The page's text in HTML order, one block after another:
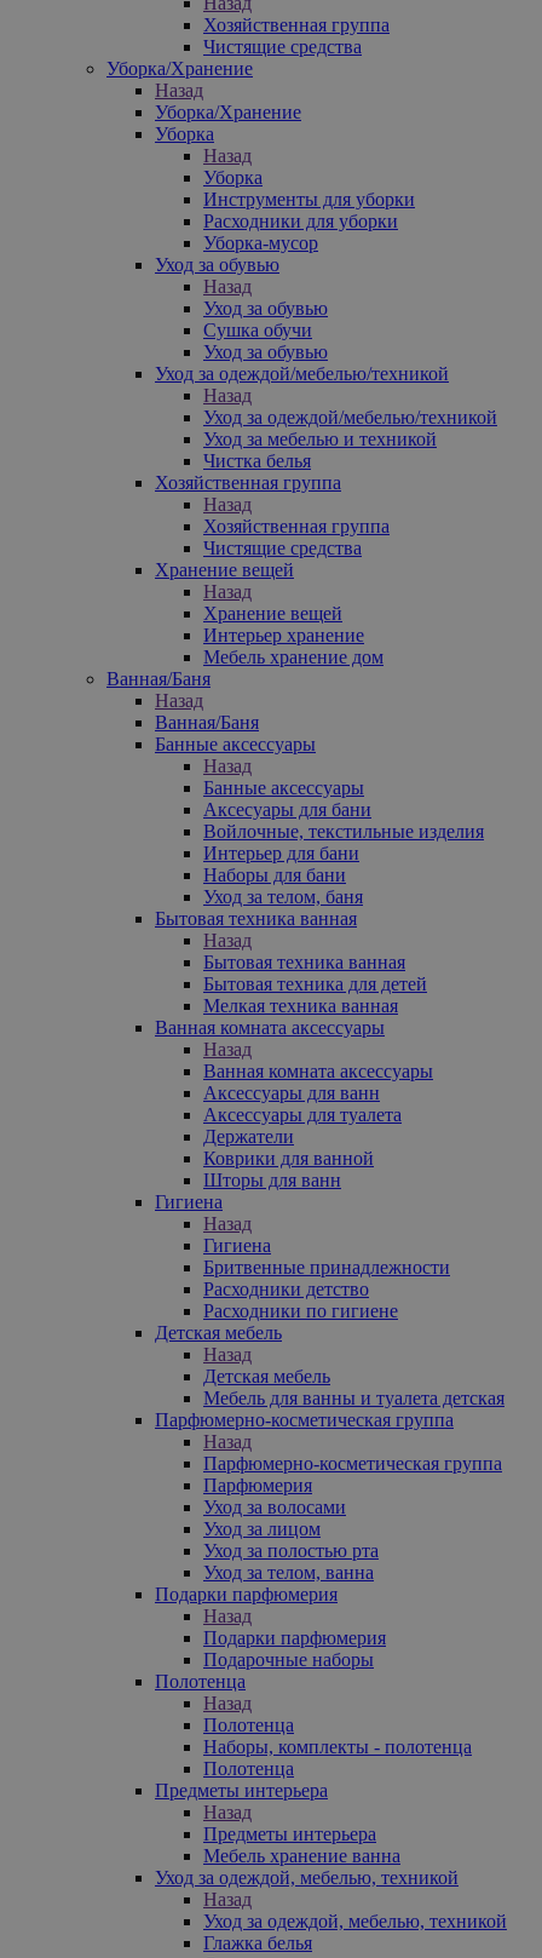
Хозяйственная группа
Чистящие средства
Уборка/Хранение
Назад
Уборка/Хранение
Уборка
Назад
Уборка
Инструменты для уборки
Расходники для уборки
Уборка-мусор
Уход за обувью
Назад
Уход за обувью
Сушка обучи
Уход за обувью
Уход за одеждой/мебелью/техникой
Назад
Уход за одеждой/мебелью/техникой
Уход за мебелью и техникой
Чистка белья
Хозяйственная группа
Назад
Хозяйственная группа
Чистящие средства
Хранение вещей
Назад
Хранение вещей
Интерьер хранение
Мебель хранение дом
Ванная/Баня
Назад
Ванная/Баня
Банные аксессуары
Назад
Банные аксессуары
Аксесуары для бани
Войлочные, текстильные изделия
Интерьер для бани
Наборы для бани
Уход за телом, баня
Бытовая техника ванная
Назад
Бытовая техника ванная
Бытовая техника для детей
Мелкая техника ванная
Ванная комната аксессуары
Назад
Ванная комната аксессуары
Аксессуары для ванн
Аксессуары для туалета
Держатели
Коврики для ванной
Шторы для ванн
Гигиена
Назад
Гигиена
Бритвенные принадлежности
Расходники детство
Расходники по гигиене
Детская мебель
Назад
Детская мебель
Мебель для ванны и туалета детская
Парфюмерно-косметическая группа
Назад
Парфюмерно-косметическая группа
Парфюмерия
Уход за волосами
Уход за лицом
Уход за полостью рта
Уход за телом, ванна
Подарки парфюмерия
Назад
Подарки парфюмерия
Подарочные наборы
Полотенца
Назад
Полотенца
Наборы, комплекты - полотенца
Полотенца
Предметы интерьера
Назад
Предметы интерьера
Мебель хранение ванна
Уход за одеждой, мебелью, техникой
Назад
Уход за одеждой, мебелью, техникой
Глажка белья